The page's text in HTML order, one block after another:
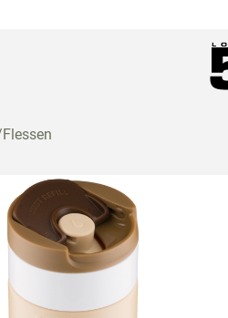
Flessen